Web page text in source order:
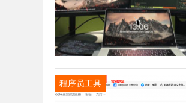
程序员工具